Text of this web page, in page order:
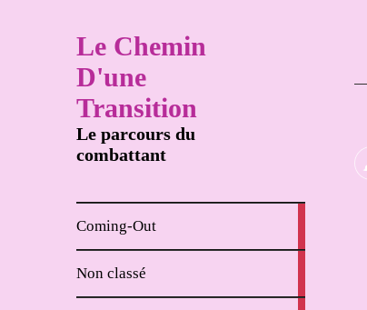
Le Chemin
D'une
Transition
Le parcours du
combattant
Coming-Out
Non classé